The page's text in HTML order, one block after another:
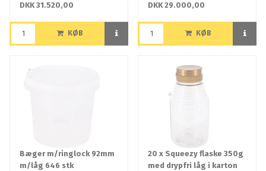
DKK 31.520,00
KØB
DKK 29.000,00
KØB
Bæger m/ringlock 92mm
m/låg 646 stk
20 x Squeezy flaske 350g
med drypfri låg i karton